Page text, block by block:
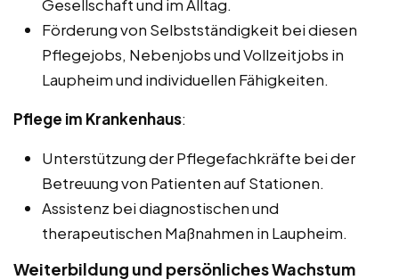
Gesellschaft und im Alltag.
Förderung von Selbstständigkeit bei diesen
Pflegejobs, Nebenjobs und Vollzeitjobs in
Laupheim und individuellen Fähigkeiten.
Pflege im Krankenhaus:
Unterstützung der Pflegefachkräfte bei der
Betreuung von Patienten auf Stationen.
Assistenz bei diagnostischen und
therapeutischen Maßnahmen in Laupheim.
Weiterbildung und persönliches Wachstum